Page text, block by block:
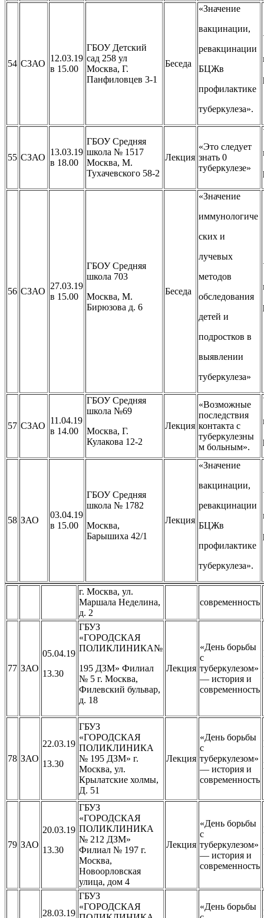
54 СЗАО
12.03.19
в 15.00
ГБОУ Детский
сад 258 ул
Москва, Г.
Панфиловцев 3-1
Беседа
«Значение
вакцинации,
ревакцинации
БЦЖв
профилактике
туберкулеза».
55 СЗАО
13.03.19
в 18.00
ГБОУ Средняя
школа № 1517
Москва, М.
Тухачевского 58-2
Лекция
«Это следует
знать 0
туберкулезе»
56 СЗАО
27.03.19
в 15.00
ГБОУ Средняя
школа 703
Москва, М.
Бирюзова д. 6
Беседа
«Значение
иммунологиче
ских и
лучевых
методов
обследования
детей и
подростков в
выявлении
туберкулеза»
57 СЗАО
11.04.19
в 14.00
ГБОУ Средняя
школа №69
Москва, Г.
Кулакова 12-2
Лекция
«Возможные
последствия
контакта с
туберкулезны
м больным».
58 ЗАО
03.04.19
в 15.00
ГБОУ Средняя
школа № 1782
Москва,
Барышиха 42/1
Лекция
«Значение
вакцинации,
ревакцинации
БЦЖв
профилактике
туберкулеза».
г. Москва, ул.
Маршала Неделина,
д. 2
современность
77 ЗАО
05.04.19
13.30
ГБУЗ
«ГОРОДСКАЯ
ПОЛИКЛИНИКА№
195 ДЗМ» Филиал
№ 5 г. Москва,
Филевский бульвар,
д. 18
Лекция
«День борьбы
с
туберкулезом»
— история и
современность
78 ЗАО
22.03.19
13.30
ГБУЗ
«ГОРОДСКАЯ
ПОЛИКЛИНИКА
№ 195 ДЗМ» г.
Москва, ул.
Крылатские холмы,
Д. 51
Лекция
«День борьбы
с
туберкулезом»
— история и
современность
79 ЗАО
20.03.19
13.30
ГБУЗ
«ГОРОДСКАЯ
ПОЛИКЛИНИКА
№ 212 ДЗМ»
Филиал № 197 г.
Москва,
Новоорловская
улица, дом 4
Лекция
«День борьбы
с
туберкулезом»
— история и
современность
28.03.19
ГБУЗ
«ГОРОДСКАЯ
«День борьбы